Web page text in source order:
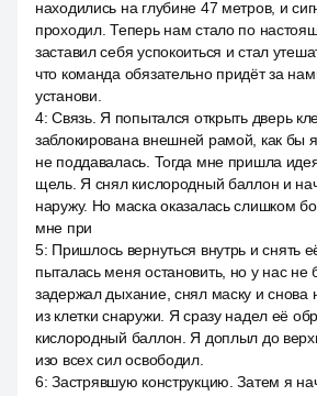
находились на глубине 47 метров, и
проходил. Теперь нам стало по
заставил себя успокоиться и стал
что команда обязательно придёт за
установи.
4:Связь. Я попытался открыть дверь
заблокирована внешней рамой, как бы
не поддавалась. Тогда мне пришла
щель. Я снял кислородный баллон и
наружу. Но маска оказалась слишком
мне при
5: Пришлось вернуться внутрь и снять
пыталась меня остановить, но у нас
задержал дыхание, снял маску и снова
из клетки снаружи. Я сразу надел её
кислородный баллон. Я доплыл до
изо всех сил освободил.
6:Застрявшую конструкцию. Затем я